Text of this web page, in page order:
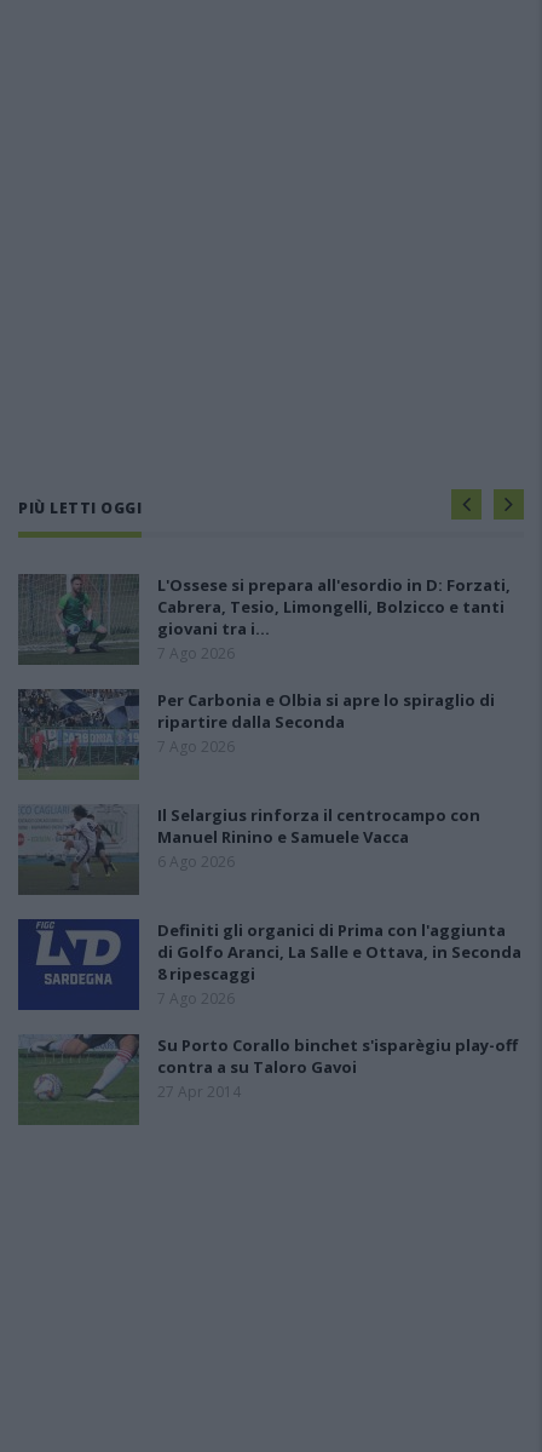
PIÙ LETTI OGGI
L'Ossese si prepara all'esordio in D: Forzati,
Cabrera, Tesio, Limongelli, Bolzicco e tanti
giovani tra i…
7 Ago 2026
Per Carbonia e Olbia si apre lo spiraglio di
ripartire dalla Seconda
7 Ago 2026
Il Selargius rinforza il centrocampo con
Manuel Rinino e Samuele Vacca
6 Ago 2026
Definiti gli organici di Prima con l'aggiunta
di Golfo Aranci, La Salle e Ottava, in Seconda
8 ripescaggi
7 Ago 2026
Su Porto Corallo binchet s'isparègiu play-off
contra a su Taloro Gavoi
27 Apr 2014